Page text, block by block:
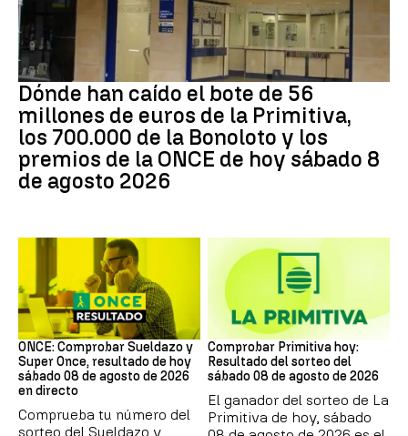
Loterías
Dónde han caído el bote de 56
millones de euros de la Primitiva,
los 700.000 de la Bonoloto y los
premios de la ONCE de hoy sábado 8
de agosto 2026
ONCE
ONCE: Comprobar Sueldazo y
Super Once, resultado de hoy
sábado 08 de agosto de 2026
en directo
Comprueba tu número del
sorteo del Sueldazo y
Lotería Primitiva de España
Comprobar Primitiva hoy:
Resultado del sorteo del
sábado 08 de agosto de 2026
El ganador del sorteo de La
Primitiva de hoy, sábado